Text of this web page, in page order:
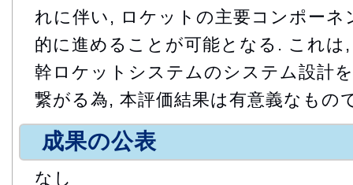
れに伴い, ロケットの主要コンポーネ
的に進めることが可能となる. これは
幹ロケットシステムのシステム設計
繋がる為, 本評価結果は有意義なもの
成果の公表
なし